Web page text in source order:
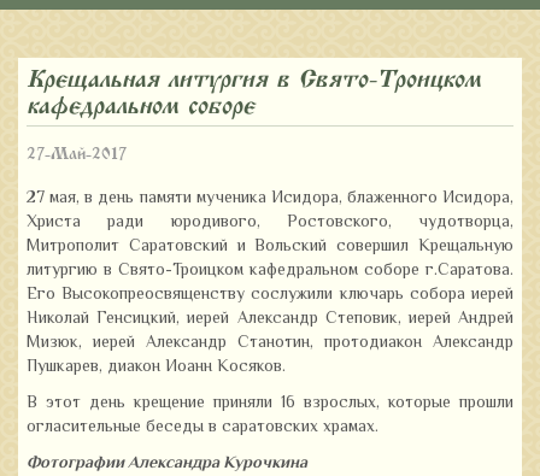
Крещальная литургия в Свято-Троицком
кафедральном соборе
27-Май-2017
27 мая, в день памяти мученика Исидора, блаженного Исидора,
Христа ради юродивого, Ростовского, чудотворца,
Митрополит Саратовский и Вольский совершил Крещальную
литургию в Свято-Троицком кафедральном соборе г.Саратова.
Его Высокопреосвященству сослужили ключарь собора иерей
Николай Генсицкий, иерей Александр Степовик, иерей Андрей
Мизюк, иерей Александр Станотин, протодиакон Александр
Пушкарев, диакон Иоанн Косяков.
В этот день крещение приняли 16 взрослых, которые прошли
огласительные беседы в саратовских храмах.
Фотографии Александра Курочкина